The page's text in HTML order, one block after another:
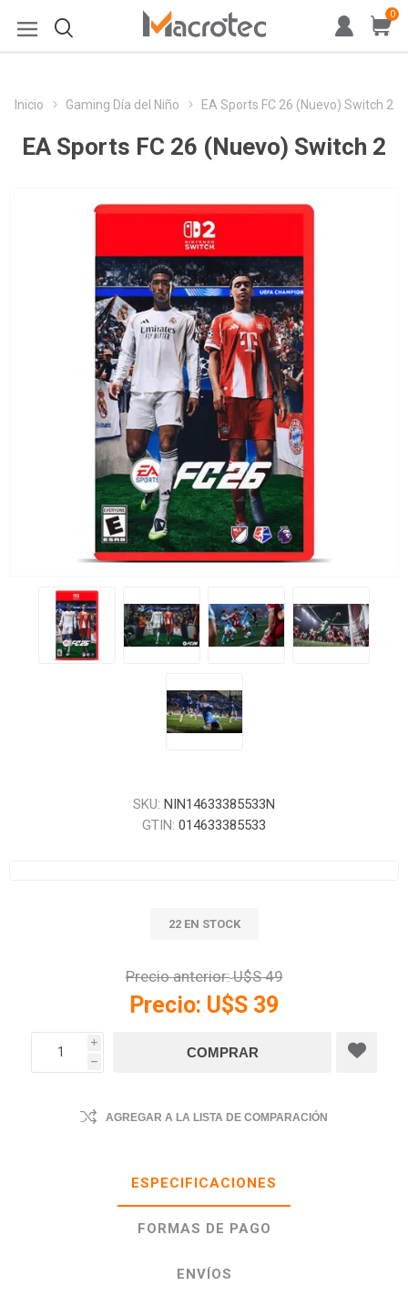
0
Inicio Gaming Día del Niño EA Sports FC 26 (Nuevo) Switch 2
EA Sports FC 26 (Nuevo) Switch 2
SKU: NIN14633385533N
GTIN: 014633385533
22 EN STOCK
Precio anterior:U$S 49
Precio: U$S 39
i
h
AGREGAR A LA LISTA DE COMPARACIÓN
ESPECIFICACIONES
FORMAS DE PAGO
ENVÍOS